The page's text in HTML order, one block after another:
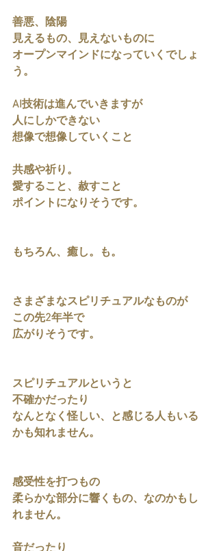
善悪、陰陽
見えるもの、見えないものに
オープンマインドになっていくでしょ
う。
AI技術は進んでいきますが
人にしかできない
想像で想像していくこと
共感や祈り。
愛すること、赦すこと
ポイントになりそうです。
もちろん、癒し。も。
さまざまなスピリチュアルなものが
この先2年半で
広がりそうです。
スピリチュアルというと
不確かだったり
なんとなく怪しい、と感じる人もいる
かも知れません。
感受性を打つもの
柔らかな部分に響くもの、なのかもし
れません。
音だったり